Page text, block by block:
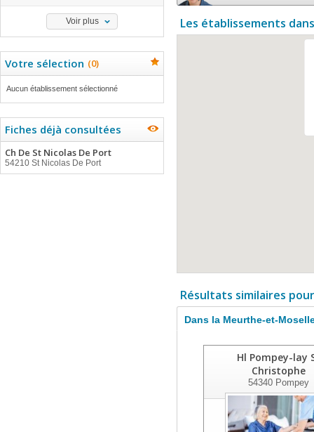
Voir plus
Votre sélection (0)
Aucun établissement sélectionné
Fiches déjà consultées
Ch De St Nicolas De Port
54210 St Nicolas De Port
Les établissements
Résultats similaires
Dans la Meurthe-et-
Hl Pompey-lay
Christophe
54340 Pompey